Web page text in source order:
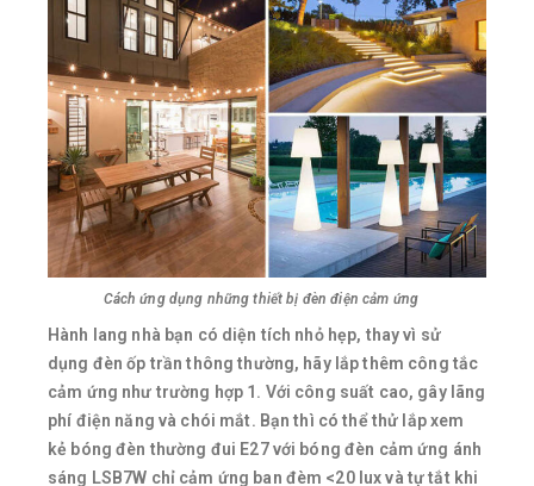
Cách ứng dụng những thiết bị đèn điện cảm ứng
Hành lang nhà bạn có diện tích nhỏ hẹp, thay vì sử
dụng đèn ốp trần thông thường, hãy lắp thêm công tắc
cảm ứng như trường hợp 1. Với công suất cao, gây lãng
phí điện năng và chói mắt. Bạn thì có thể thử lắp xem
kẻ bóng đèn thường đui E27 với bóng đèn cảm ứng ánh
sáng LSB7W chỉ cảm ứng ban đèm <20 lux và tự tắt khi